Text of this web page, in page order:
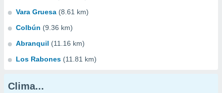
Vara Gruesa (8.61 km)
Colbún (9.36 km)
Abranquil (11.16 km)
Los Rabones (11.81 km)
Clima...